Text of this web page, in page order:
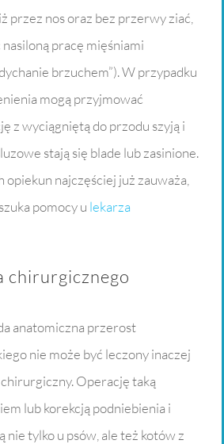
przez nos oraz bez przerwy ziać,
pracę mięśniami
brzuchem”). W przypadku
mogą przyjmować
z wyciągniętą do przodu szyją i
stają się blade lub zasinione.
najczęściej już zauważa,
pomocy u lekarza
chirurgicznego
anatomiczna przerost
nie może być leczony inaczej
Operację taką
lub korekcją podniebienia i
nie tylko u psów, ale też kotów z